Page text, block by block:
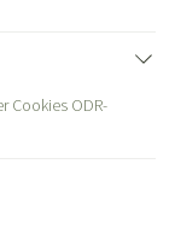
Cookies ODR-